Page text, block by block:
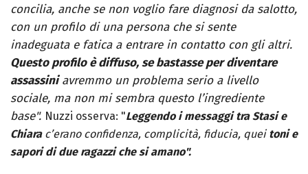
concilia, anche se non voglio fare diagnosi da salotto,
con un profilo di una persona che si sente
inadeguata e fatica a entrare in contatto con gli altri.
Questo profilo è diffuso, se bastasse per diventare
assassiniavremmo un problema serio a livello
sociale, ma non mi sembra questo l’ingrediente
base". Nuzzi osserva: "Leggendo i messaggi tra Stasi e
Chiarac’erano confidenza, complicità, fiducia, queitoni e
sapori di due ragazzi che si amano".